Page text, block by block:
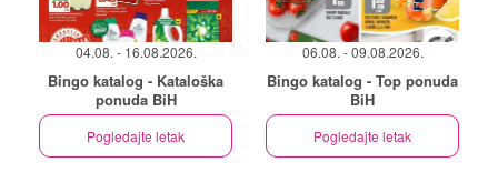
04.08. - 16.08.2026.
Bingo katalog - Kataloška
ponuda BiH
Pogledajte letak
06.08. - 09.08.2026.
Bingo katalog - Top ponuda
BiH
Pogledajte letak